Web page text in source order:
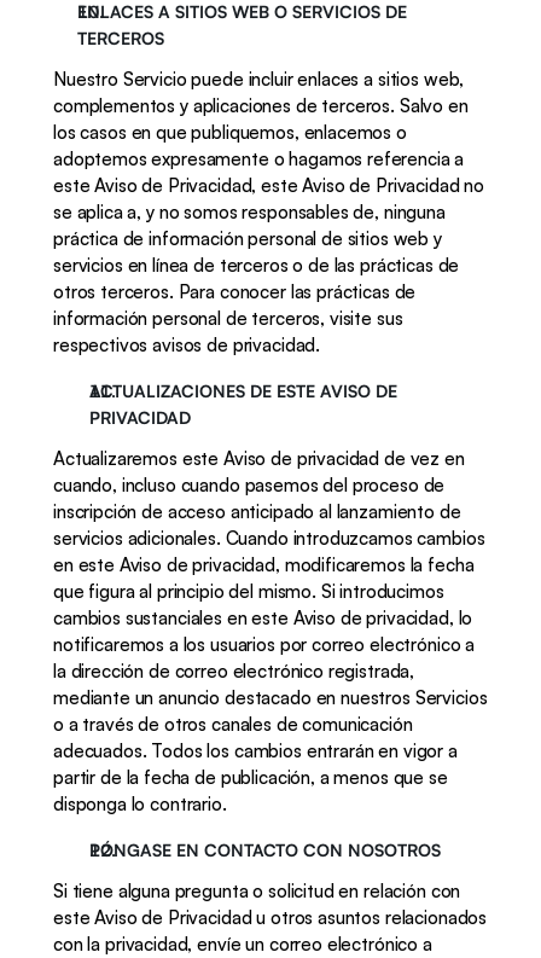
ENLACES A SITIOS WEB O SERVICIOS DE
TERCEROS
Nuestro Servicio puede incluir enlaces a sitios web,
complementos y aplicaciones de terceros. Salvo en
los casos en que publiquemos, enlacemos o
adoptemos expresamente o hagamos referencia a
este Aviso de Privacidad, este Aviso de Privacidad no
se aplica a, y no somos responsables de, ninguna
práctica de información personal de sitios web y
servicios en línea de terceros o de las prácticas de
otros terceros. Para conocer las prácticas de
información personal de terceros, visite sus
respectivos avisos de privacidad.
ACTUALIZACIONES DE ESTE AVISO DE
PRIVACIDAD
Actualizaremos este Aviso de privacidad de vez en
cuando, incluso cuando pasemos del proceso de
inscripción de acceso anticipado al lanzamiento de
servicios adicionales. Cuando introduzcamos cambios
en este Aviso de privacidad, modificaremos la fecha
que figura al principio del mismo. Si introducimos
cambios sustanciales en este Aviso de privacidad, lo
notificaremos a los usuarios por correo electrónico a
la dirección de correo electrónico registrada,
mediante un anuncio destacado en nuestros Servicios
o a través de otros canales de comunicación
adecuados. Todos los cambios entrarán en vigor a
partir de la fecha de publicación, a menos que se
disponga lo contrario.
PÓNGASE EN CONTACTO CON NOSOTROS
Si tiene alguna pregunta o solicitud en relación con
este Aviso de Privacidad u otros asuntos relacionados
con la privacidad, envíe un correo electrónico a